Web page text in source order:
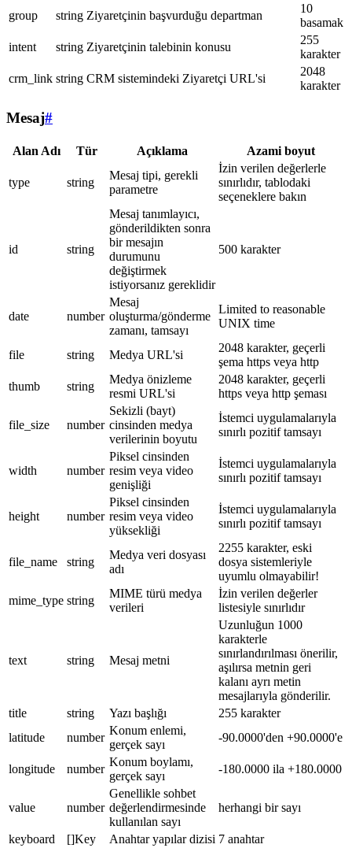
group
string Ziyaretçinin başvurduğu departman
10
basamak
intent
string Ziyaretçinin talebinin konusu
255
karakter
crm_link string CRM sistemindeki Ziyaretçi URL'si
2048
karakter
Mesaj#
Alan Adı Tür Açıklama Azami boyut
type string
Mesaj tipi, gerekli
parametre
İzin verilen değerlerle
sınırlıdır, tablodaki
seçeneklere bakın
id string
Mesaj tanımlayıcı,
gönderildikten sonra
bir mesajın
durumunu
değiştirmek
istiyorsanız gereklidir
500 karakter
date number
Mesaj
oluşturma/gönderme
zamanı, tamsayı
Limited to reasonable
UNIX time
file string Medya URL'si
2048 karakter, geçerli
şema https veya http
thumb
string
Medya önizleme
resmi URL'si
2048 karakter, geçerli
https veya http şeması
file_size number
Sekizli (bayt)
cinsinden medya
verilerinin boyutu
İstemci uygulamalarıyla
sınırlı pozitif tamsayı
width number
Piksel cinsinden
resim veya video
genişliği
İstemci uygulamalarıyla
sınırlı pozitif tamsayı
height number
Piksel cinsinden
resim veya video
yüksekliği
İstemci uygulamalarıyla
sınırlı pozitif tamsayı
file_name string
Medya veri dosyası
adı
2255 karakter, eski
dosya sistemleriyle
uyumlu olmayabilir!
mime_type string
MIME türü medya
verileri
İzin verilen değerler
listesiyle sınırlıdır
text string Mesaj metni
Uzunluğun 1000
karakterle
sınırlandırılması önerilir,
aşılırsa metnin geri
kalanı ayrı metin
mesajlarıyla gönderilir.
title
string Yazı başlığı
255 karakter
latitude
number
Konum enlemi,
gerçek sayı
-90.0000'den +90.0000'e
longitude number
Konum boylamı,
gerçek sayı
-180.0000 ila +180.0000
value number
Genellikle sohbet
değerlendirmesinde
kullanılan sayı
herhangi bir sayı
keyboard []Key Anahtar yapılar dizisi 7 anahtar